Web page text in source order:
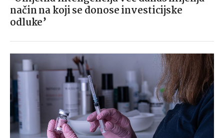
način na koji se donose investicijske
odluke’